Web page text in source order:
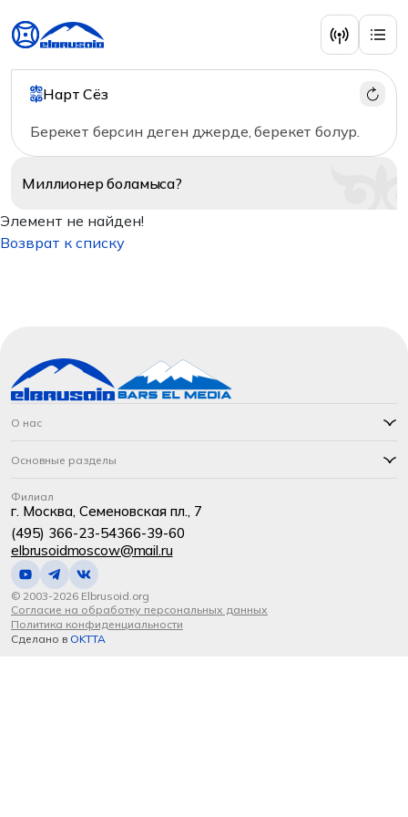
Нарт Сёз
Берекет берсин деген джерде, берекет болур.
Миллионерболамыса?
Элемент не найден!
Возврат к списку
О нас
Основные разделы
Филиал
г. Москва, Семеновская пл., 7
(495) 366-23-54366-39-60
elbrusoidmoscow@mail.ru
© 2003-2026 Elbrusoid.org
Согласие на обработку персональных данных
Политика конфиденциальности
Сделано в OKTTA